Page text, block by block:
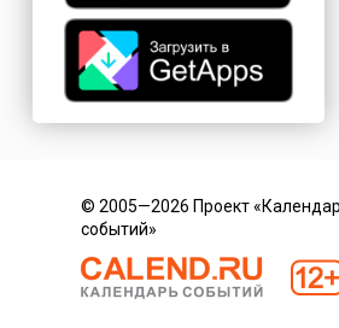
© 2005—2026 Проект
событий»